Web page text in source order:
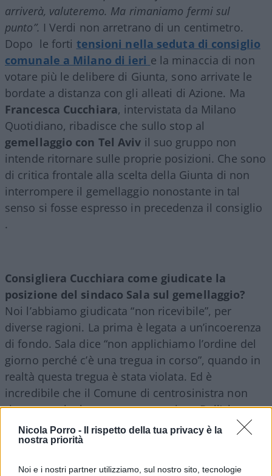
Nicola Porro -
Il rispetto della tua privacy è la
nostra priorità
Noi e i nostri partner utilizziamo, sul nostro sito, tecnologie
arriverà, valuteremo. Ma rimaniamo fermi sul
punto”. I Verdi non arretrano di un centimetro.
Dopo le forti tensioni nella seduta di consiglio
comunale a Milano di ieri e la minaccia di non
votare più le delibere di Giunta, sono arrivate le
bordate a distanza con gli alleati di Azione. Ma
Francesca Cucchiara, intervistata da Milano
Quotidiano, ribadisce che sullo stop al
gemellaggio con Tel Aviv il suo gruppo non
intende ritornare sulle proprie posizioni. Che sono
di critica frontale alla scelta della Giunta di non
interrompere il gemellaggio nonostante in tal
senso si fosse espresso in precedenza il consiglio
.
Consigliera Cucchiara come giudicate la
posizione del sindaco Sala sul gemellaggio?
Noi l’abbiamo giudicata “non ricevibile”, per
diverse ragioni. La prima è legata a un’incoerenza
di fondo. Sala dice “non applichiamo l’ordine del
giorno perché c’è una tregua in corso”, quando in
realtà questa tregua è stata violata. Ed è
incredibile che il Comune di centrosinistra non
riconosca che la tregua non sussiste. Dall’altra
parte, è una questione di democrazia: il consiglio
si è espresso, quell’atto l’ha votato. Si tratta di